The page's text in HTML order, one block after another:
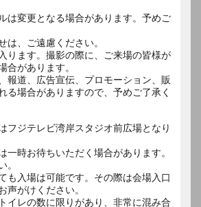
は変更となる場合があります。予めご
、ご遠慮ください。
ります。撮影の際に、ご来場の皆様が
合があります。
報道、広告宣伝、プロモーション、販
る場合がありますので、予めご了承く
フジテレビ湾岸スタジオ前広場となり
一時お待ちいただく場合があります。
。
も入場は可能です。その際は会場入口
声がけください。
イレの数に限りがあり、非常に混み合